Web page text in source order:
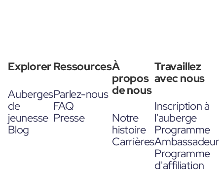
Explorer
Auberges
de
jeunesse
Blog
Ressources
Parlez-nous
FAQ
Presse
À
propos
de nous
Notre
histoire
Carrières
Travaillez
avec nous
Inscription à
l'auberge
Programme
Ambassadeur
Programme
d'affiliation